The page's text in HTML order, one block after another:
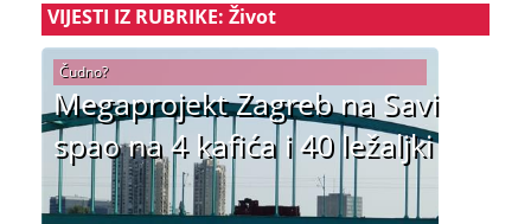
VIJESTI IZ RUBRIKE: Život
Megaprojekt Zagreb na Savi
spao na 4 kafića i 40 ležaljki
Čudno?